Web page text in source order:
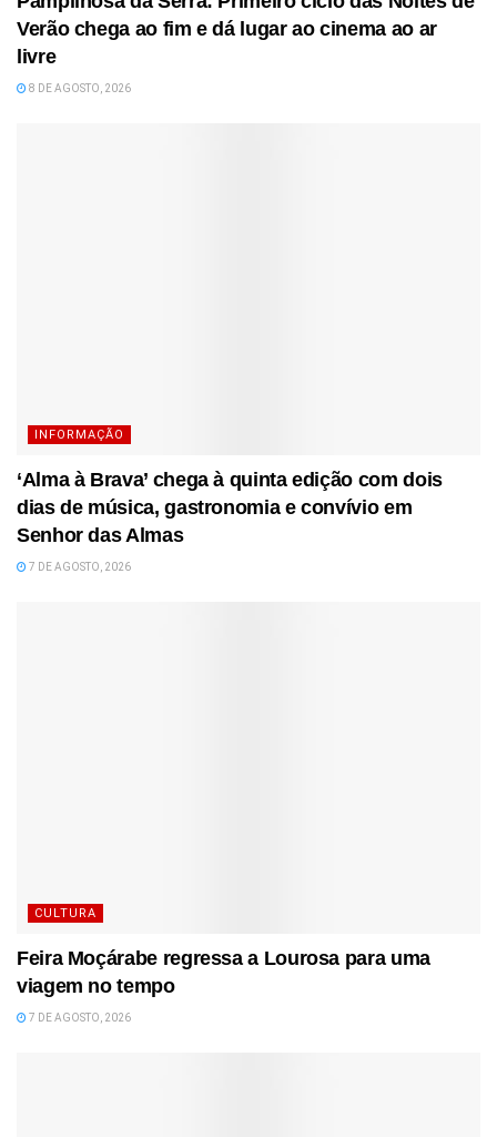
Verão chega ao fim e dá lugar ao cinema ao ar
livre
8 DE AGOSTO, 2026
INFORMAÇÃO
‘Alma à Brava’ chega à quinta edição com dois
dias de música, gastronomia e convívio em
Senhor das Almas
7 DE AGOSTO, 2026
CULTURA
Feira Moçárabe regressa a Lourosa para uma
viagem no tempo
7 DE AGOSTO, 2026